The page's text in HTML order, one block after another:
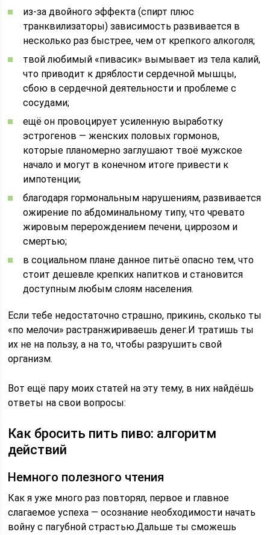
из-за двойного эффекта (спирт плюс
транквилизаторы) зависимость развивается в
несколько раз быстрее, чем от крепкого алкоголя;
твой любимый «пивасик» вымывает из тела калий,
что приводит к дряблости сердечной мышцы,
сбою в сердечной деятельности и проблеме с
сосудами;
ещё он провоцирует усиленную выработку
эстрогенов — женских половых гормонов,
которые планомерно заглушают твоё мужское
начало и могут в конечном итоге привести к
импотенции;
благодаря гормональным нарушениям, развивается
ожирение по абдоминальному типу, что чревато
жировым перерождением печени, циррозом и
смертью;
в социальном плане данное питьё опасно тем, что
стоит дешевле крепких напитков и становится
доступным любым слоям населения.
Если тебе недостаточно страшно, прикинь, сколько ты
«по мелочи» растранжириваешь денег.И тратишь ты
их не на пользу, а на то, чтобы разрушить свой
организм.
Вот ещё пару моих статей на эту тему, в них найдёшь
ответы на свои вопросы:
Как бросить пить пиво: алгоритм
действий
Немного полезного чтения
Как я уже много раз повторял, первое и главное
слагаемое успеха — осознание необходимости начать
войну с пагубной страстью.Дальше ты сможешь